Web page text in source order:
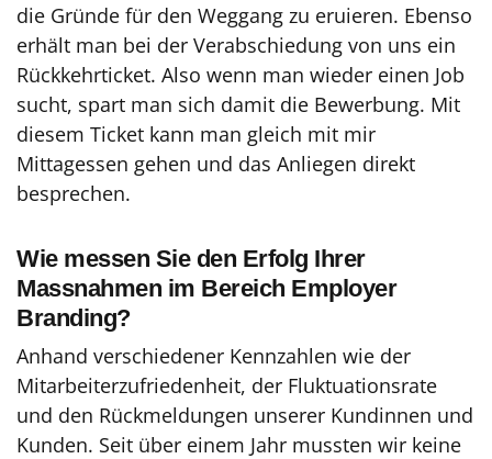
die Gründe für den Weggang zu eruieren. Ebenso
erhält man bei der Verabschiedung von uns ein
Rückkehrticket. Also wenn man wieder einen Job
sucht, spart man sich damit die Bewerbung. Mit
diesem Ticket kann man gleich mit mir
Mittagessen gehen und das Anliegen direkt
besprechen.
Wie messen Sie den Erfolg Ihrer
Massnahmen im Bereich Employer
Branding?
Anhand verschiedener Kennzahlen wie der
Mitarbeiterzufriedenheit, der Fluktuationsrate
und den Rückmeldungen unserer Kundinnen und
Kunden. Seit über einem Jahr mussten wir keine